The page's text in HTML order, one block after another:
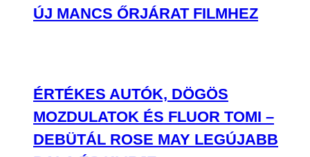
ÚJ MANCS ŐRJÁRAT FILMHEZ
ÉRTÉKES AUTÓK, DÖGÖS
MOZDULATOK ÉS FLUOR TOMI –
DEBÜTÁL ROSE MAY LEGÚJABB